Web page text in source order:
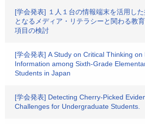
[学会発表] １人１台の情報端末を活用し
となるメディア・リテラシーと関わる教
項目の検討
[学会発表] A Study on Critical Thinking on
Information among Sixth-Grade
Students in Japan
[学会発表] Detecting Cherry-Picked
Challenges for Undergraduate Students.